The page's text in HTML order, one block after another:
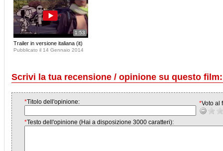
1:53
Trailer in versione italiana (it)
Pubblicato il 14 Gennaio 2014
Scrivi la tua recensione / opinione su questo
*Titolo dell'opinione: *Voto al
*Testo dell'opinione (Hai a disposizione 3000 caratteri):